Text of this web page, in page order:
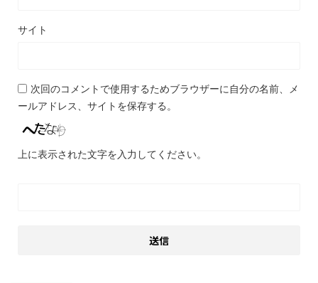
サイト
次回のコメントで使用するためブラウザーに自分の名前、メ
ールアドレス、サイトを保存する。
上に表示された文字を入力してください。